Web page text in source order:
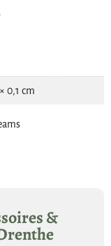
0,1 cm
&